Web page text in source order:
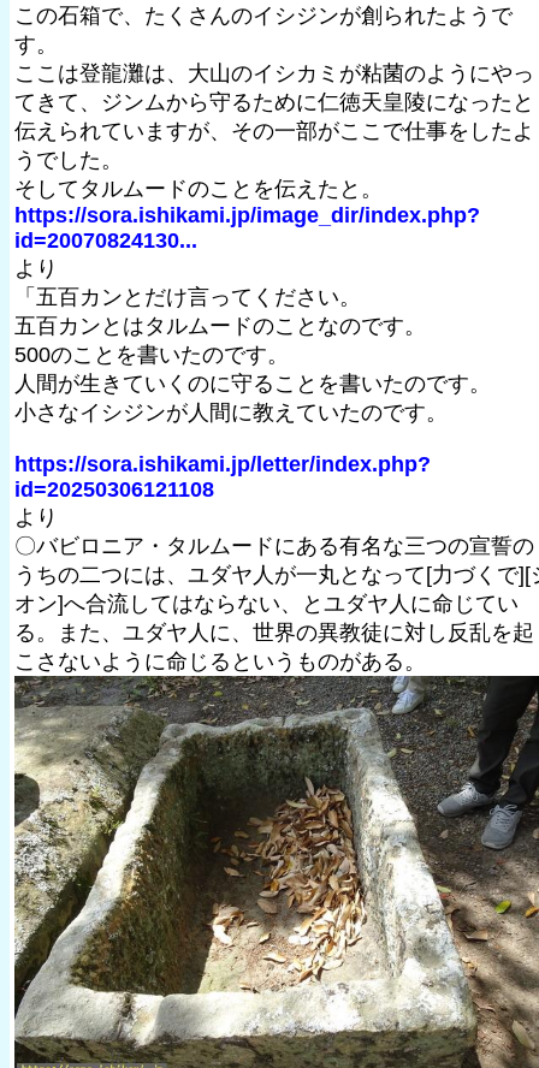
この石箱で、たくさんのイシジンが創られたようで
す。
ここは登龍灘は、大山のイシカミが粘菌のようにやっ
てきて、ジンムから守るために仁徳天皇陵になったと
伝えられていますが、その一部がここで仕事をしたよ
うでした。
そしてタルムードのことを伝えたと。
https://sora.ishikami.jp/image_dir/index.php?
id=20070824130...
より
「五百カンとだけ言ってください。
五百カンとはタルムードのことなのです。
500のことを書いたのです。
人間が生きていくのに守ることを書いたのです。
小さなイシジンが人間に教えていたのです。
https://sora.ishikami.jp/letter/index.php?
id=20250306121108
より
〇バビロニア・タルムードにある有名な三つの宣誓の
うちの二つには、ユダヤ人が一丸となって[力づくで][
オン]へ合流してはならない、とユダヤ人に命じてい
る。また、ユダヤ人に、世界の異教徒に対し反乱を起
こさないように命じるというものがある。